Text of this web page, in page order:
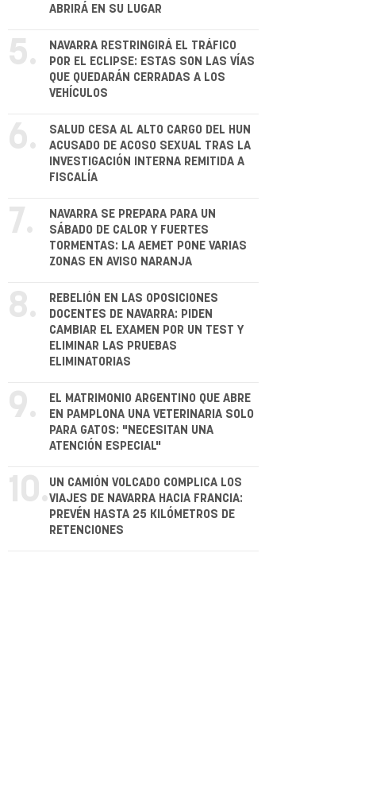
ABRIRÁ EN SU LUGAR
5.
NAVARRA RESTRINGIRÁ EL TRÁFICO
POR EL ECLIPSE: ESTAS SON LAS VÍAS
QUE QUEDARÁN CERRADAS A LOS
VEHÍCULOS
6.
SALUD CESA AL ALTO CARGO DEL HUN
ACUSADO DE ACOSO SEXUAL TRAS LA
INVESTIGACIÓN INTERNA REMITIDA A
FISCALÍA
7.
NAVARRA SE PREPARA PARA UN
SÁBADO DE CALOR Y FUERTES
TORMENTAS: LA AEMET PONE VARIAS
ZONAS EN AVISO NARANJA
8.
REBELIÓN EN LAS OPOSICIONES
DOCENTES DE NAVARRA: PIDEN
CAMBIAR EL EXAMEN POR UN TEST Y
ELIMINAR LAS PRUEBAS
ELIMINATORIAS
9.
EL MATRIMONIO ARGENTINO QUE ABRE
EN PAMPLONA UNA VETERINARIA SOLO
PARA GATOS: "NECESITAN UNA
ATENCIÓN ESPECIAL"
10. UN CAMIÓN VOLCADO COMPLICA LOS
VIAJES DE NAVARRA HACIA FRANCIA:
PREVÉN HASTA 25 KILÓMETROS DE
RETENCIONES